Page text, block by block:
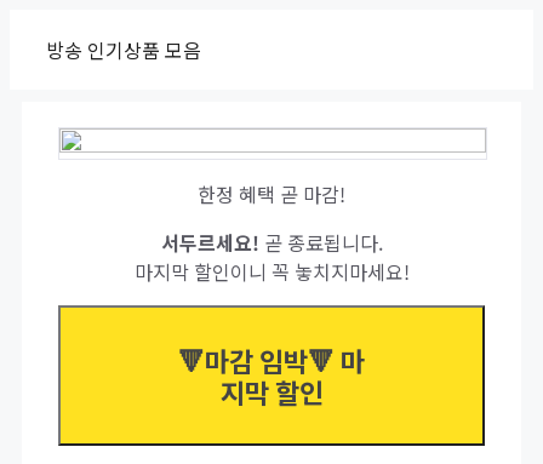
방송 인기상품 모음
한정 혜택 곧 마감!
서두르세요! 곧 종료됩니다.
마지막 할인이니 꼭 놓치지마세요!
🔻마감 임박🔻 마
지막 할인